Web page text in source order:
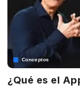
Conceptos
¿Qué es el